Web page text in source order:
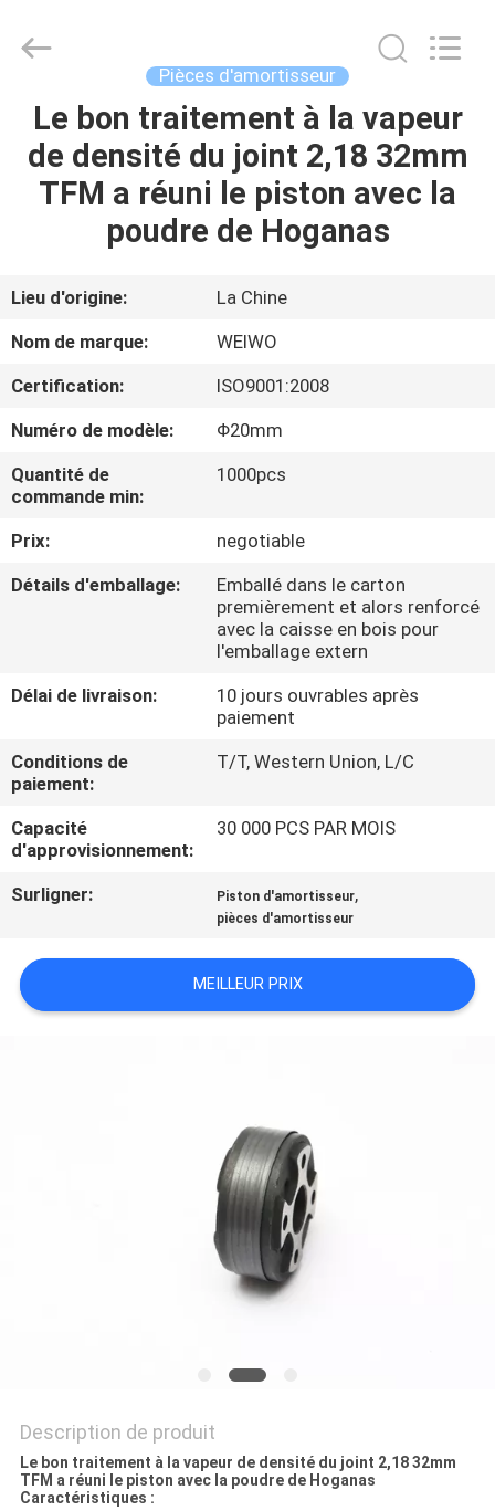
MAISON
PRODUITS
SUJET
DE
NOUS
VISITE
D'USINE
CONTRÔLE
DE
CONTACTEZ-
DEMANDEZ
UNE
CITATION
PLAN
DU
SITE
Electromechanical
Tech
Pièces d'amortisseur
Le bon traitement à la vapeur
de densité du joint 2,18 32mm
TFM a réuni le piston avec la
poudre de Hoganas
Lieu d'origine:
La Chine
Nom de marque:
WEIWO
Certification:
ISO9001:2008
Numéro de modèle:
Φ20mm
Quantité de
commande min:
1000pcs
Prix:
negotiable
Détails d'emballage:
Emballé dans le carton
premièrement et alors renforcé
avec la caisse en bois pour
l'emballage extern
Délai de livraison:
10 jours ouvrables après
paiement
Conditions de
paiement:
T/T, Western Union, L/C
Capacité
d'approvisionnement:
30 000 PCS PAR MOIS
Surligner: Piston d'amortisseur,
pièces d'amortisseur
MEILLEUR PRIX
Description de produit
Le bon traitement à la vapeur de densité du joint 2,18 32mm
TFM a réuni le piston avec la poudre de Hoganas
Caractéristiques :